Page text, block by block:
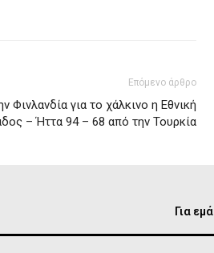
Επόμενο άρθρο
Φινλανδία για το χάλκινο η Εθνική
– Ήττα 94 – 68 από την Τουρκία
Για